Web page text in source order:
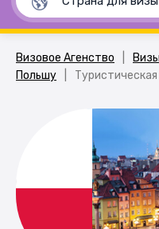
Визовое Агенство Визы
Польшу